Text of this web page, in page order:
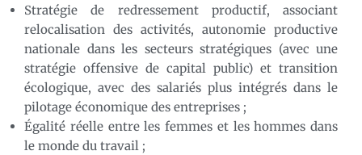
Stratégie de redressement productif, associant
relocalisation des activités, autonomie productive
nationale dans les secteurs stratégiques (avec une
stratégie offensive de capital public) et transition
écologique, avec des salariés plus intégrés dans le
pilotage économique des entreprises ;
Égalité réelle entre les femmes et les hommes dans
le monde du travail ;